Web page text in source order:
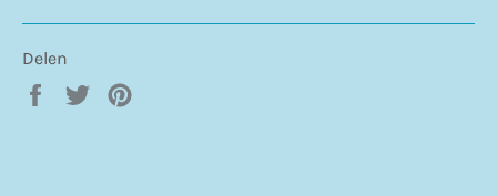
Delen
Delen
Twitteren